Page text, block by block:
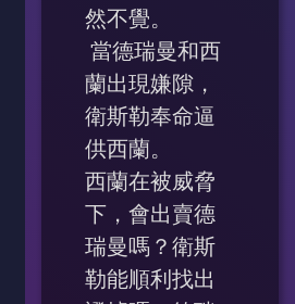
然不覺。
當德瑞曼和西
蘭出現嫌隙，
衛斯勒奉命逼
供西蘭。
西蘭在被威脅
下，會出賣德
瑞曼嗎？衛斯
勒能順利找出